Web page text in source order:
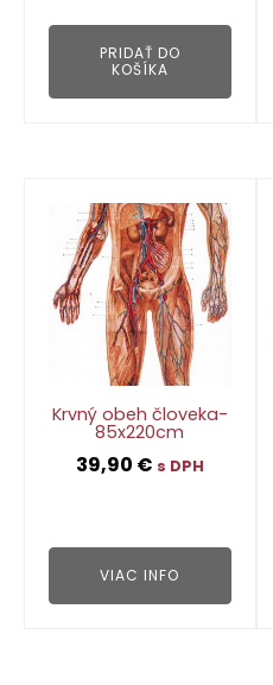
PRIDAŤ DO
KOŠÍKA
Krvný obeh človeka-
85x220cm
39,90 € s DPH
VIAC INFO